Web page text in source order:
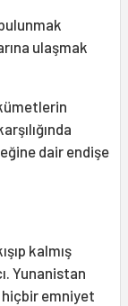
ulaşmak
dair endişe
kalmış
Yunanistan
hiçbir emniyet